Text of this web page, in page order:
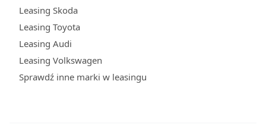
Leasing Skoda
Leasing Toyota
Leasing Audi
Leasing Volkswagen
Sprawdź inne marki w leasingu